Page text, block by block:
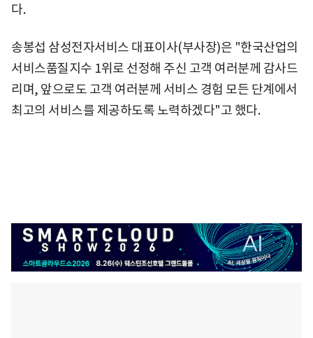
다.
송봉섭 삼성전자서비스 대표이사(부사장)은 "한국산업의
서비스품질지수 1위로 선정해 주신 고객 여러분께 감사드
리며, 앞으로도 고객 여러분께 서비스 경험 모든 단계에서
최고의 서비스를 제공하도록 노력하겠다"고 했다.